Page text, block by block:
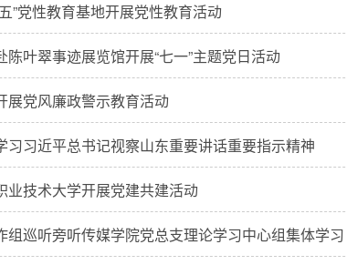
”党性教育基地​开展党性教育活动
叶翠事迹展览馆开展“七一”主题党日活动
展党风廉政警示教育活动
习习近平总书记视察山东重要讲话重要指示精神
业技术大学开展党建共建活动
组巡听旁听传媒学院党总支理论学习中心组集体学习